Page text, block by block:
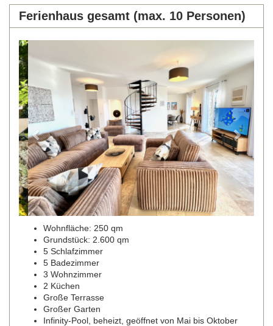
Ferienhaus gesamt (max. 10 Personen)
Next
Wohnfläche: 250 qm
Grundstück: 2.600 qm
5 Schlafzimmer
5 Badezimmer
3 Wohnzimmer
2 Küchen
Große Terrasse
Großer Garten
Infinity-Pool, beheizt, geöffnet von Mai bis Oktober